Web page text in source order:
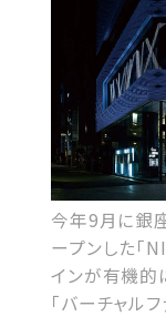
今年9月に銀
ープンした「
インが有機的
「バーチャル